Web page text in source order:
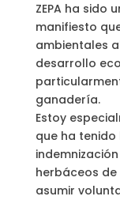
ZEPA ha sido
manifiesto
ambientales
desarrollo
ganadería.
Estoy
que ha
herbáceos
asumir